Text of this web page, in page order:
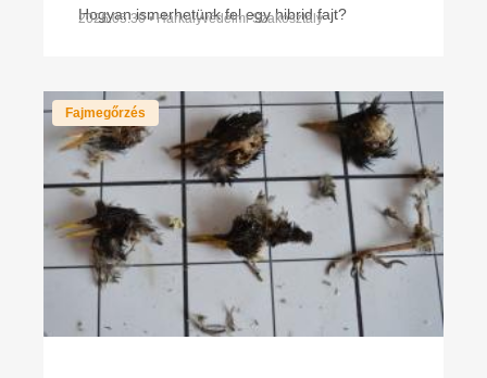
fókuszban a hibridizáció rejtélye
Hogyan ismerhetünk fel egy hibrid fajt?
2026.05.30 • Harkályvédelmi Szakosztály
Fajmegőrzés